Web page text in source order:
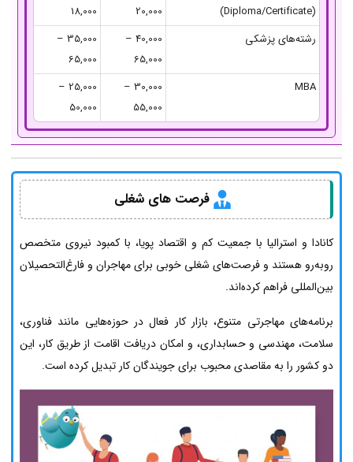
(Diploma/Certificate)
20,000
18,000
رشته‌های پزشکی
40,000 –
65,000
35,000 –
65,000
MBA
30,000 –
55,000
25,000 –
50,000
فرصت های شغلی
کانادا و استرالیا با جمعیت کم و اقتصاد پویا، با کمبود نیروی متخصص
روبه‌رو هستند و فرصت‌های شغلی خوبی برای مهاجران و فارغ‌التحصیلان
بین‌المللی فراهم کرده‌اند.
برنامه‌های مهاجرتی متنوع، بازار کار فعال در حوزه‌هایی مانند فناوری،
سلامت، مهندسی و حسابداری، و امکان دریافت اقامت از طریق کار، این
دو کشور را به مقاصدی محبوب برای جویندگان کار تبدیل کرده است.